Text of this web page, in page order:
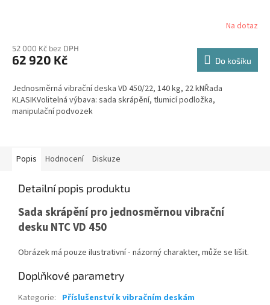
Na dotaz
52 000 Kč bez DPH
62 920 Kč Do košíku
Jednosměrná vibrační deska VD 450/22, 140 kg, 22 kNŘada
KLASIKVolitelná výbava: sada skrápění, tlumicí podložka,
manipulační podvozek
Popis Hodnocení Diskuze
Detailní popis produktu
Sada skrápění pro jednosměrnou vibrační
desku NTC VD 450
Obrázek má pouze ilustrativní - názorný charakter, může se lišit.
Doplňkové parametry
Kategorie: Příslušenství k vibračním deskám